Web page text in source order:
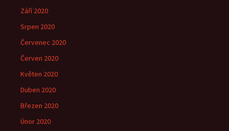
Září 2020
Srpen 2020
Červenec 2020
Červen 2020
Květen 2020
Duben 2020
Březen 2020
Únor 2020